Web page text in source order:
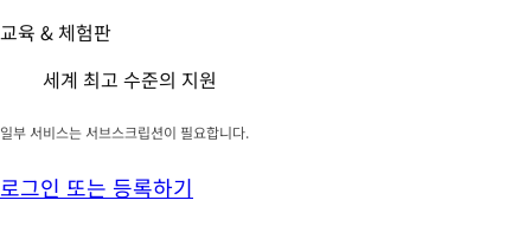
교육 & 체험판
세계 최고 수준의 지원
일부 서비스는 서브스크립션이 필요합니다.
로그인 또는 등록하기